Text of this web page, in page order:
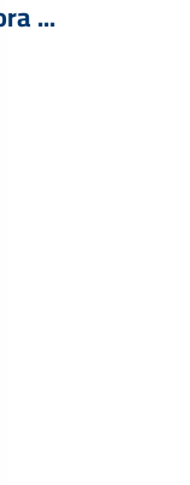
...